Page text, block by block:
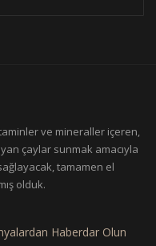
ve mineraller içeren,
çaylar sunmak amacıyla
tamamen el
olduk.
Haberdar Olun